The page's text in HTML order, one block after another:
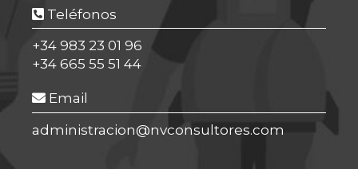
Teléfonos
+34 983 23 01 96
+34 665 55 51 44
Email
administracion@nvconsultores.com